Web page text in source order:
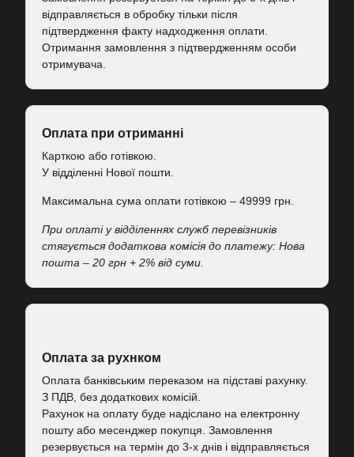
відправляється в обробку тільки після
підтвердження факту надходження оплати.
Отримання замовлення з підтвердженням особи
отримувача.
Оплата при отриманні
Карткою або готівкою.
У відділенні Нової пошти.
Максимальна сума оплати готівкою – 49999 грн.
При оплаті у відділеннях служб перевізників
стягується додаткова комісія до платежу: Нова
пошта – 20 грн + 2% від суми.
Оплата за рухнком
Оплата банківським переказом на підставі рахунку.
З ПДВ, без додаткових комісій.
Рахунок на оплату буде надіслано на електронну
пошту або месенджер покупця. Замовлення
резервується на термін до 3-х днів і відправляється